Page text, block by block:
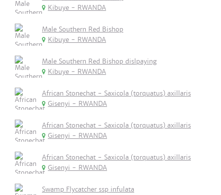
Kibuye - RWANDA
Male Southern Red Bishop
Kibuye - RWANDA
Male Southern Red Bishop dislpaying
Kibuye - RWANDA
African Stonechat - Saxicola (torquatus) axillaris
Gisenyi - RWANDA
African Stonechat - Saxicola (torquatus) axillaris
Gisenyi - RWANDA
African Stonechat - Saxicola (torquatus) axillaris
Gisenyi - RWANDA
Swamp Flycatcher ssp infulata